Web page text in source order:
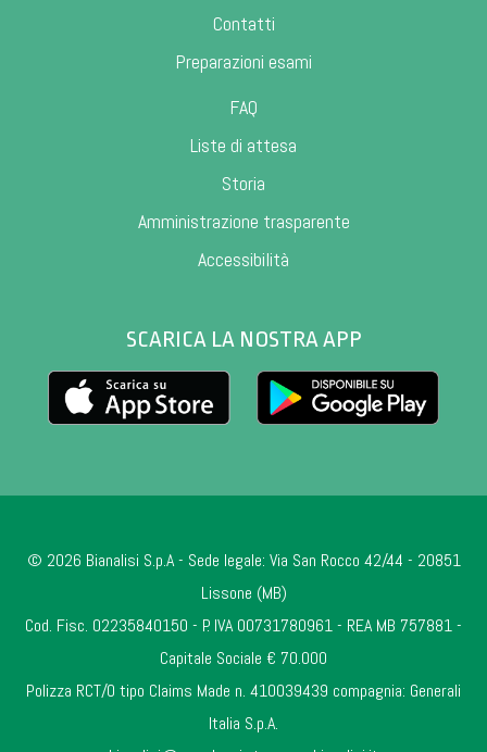
Contatti
Preparazioni esami
FAQ
Liste di attesa
Storia
Amministrazione trasparente
Accessibilità
SCARICA LA NOSTRA APP
© 2026 Bianalisi S.p.A - Sede legale: Via San Rocco 42/44 - 20851
Lissone (MB)
Cod. Fisc. 02235840150 - P. IVA 00731780961 - REA MB 757881 -
Capitale Sociale € 70.000
Polizza RCT/O tipo Claims Made n. 410039439 compagnia: Generali
Italia S.p.A.